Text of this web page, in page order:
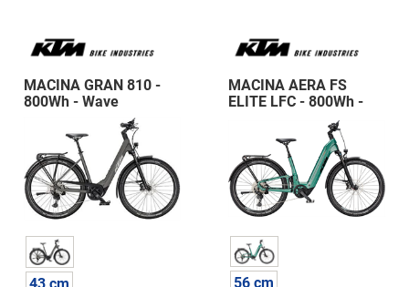
MACINA GRAN 810 -
800Wh - Wave
MACINA AERA FS
ELITE LFC - 800Wh -
56 cm